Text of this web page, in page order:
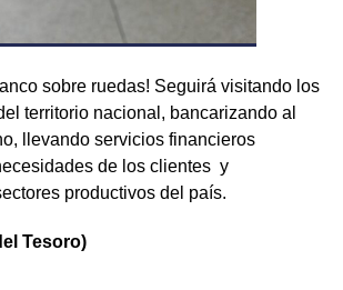
sobre ruedas! Seguirá visitando los
territorio nacional, bancarizando al
llevando servicios financieros
de los clientes y
productivos del país.
Tesoro)